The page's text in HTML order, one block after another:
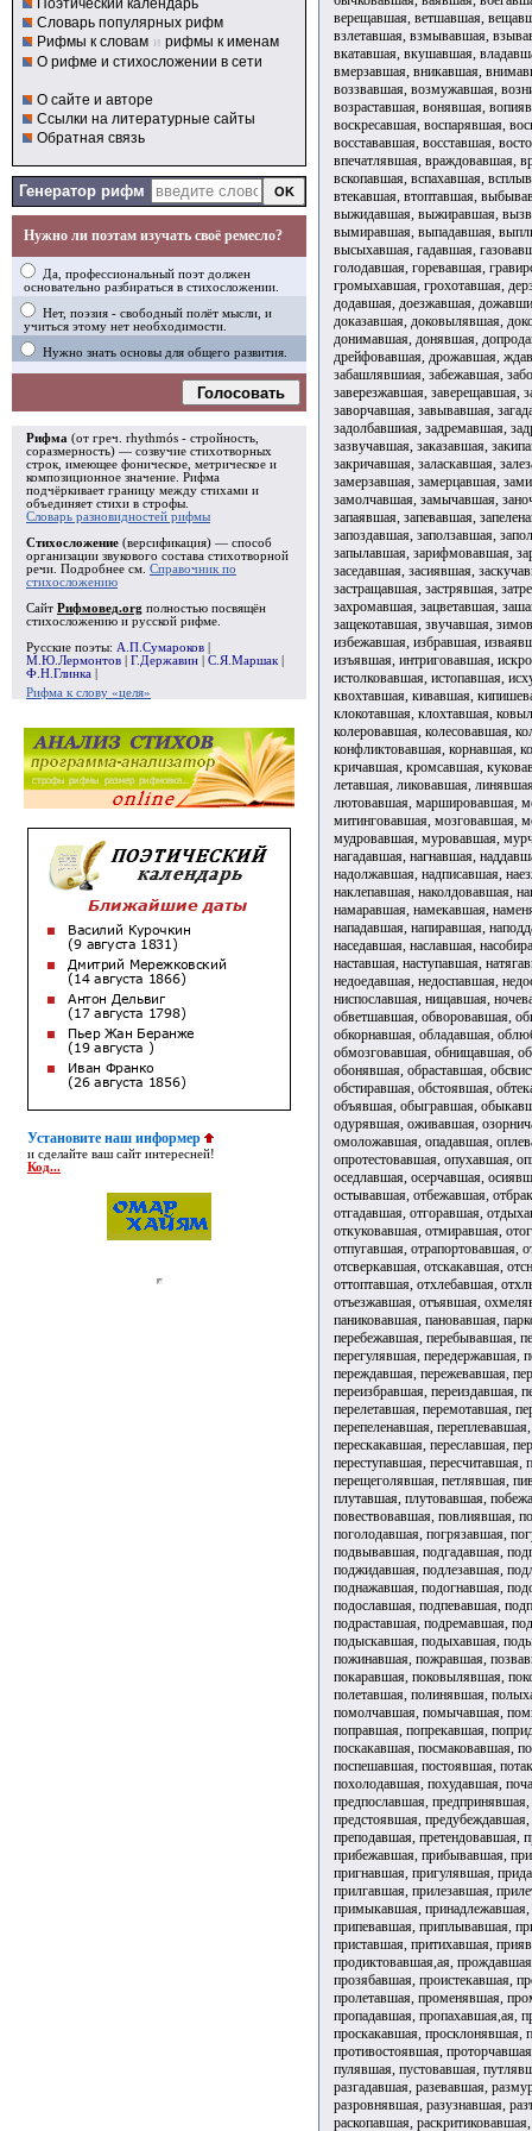
Поэтический календарь
Словарь популярных рифм
Рифмы к словам и рифмы к именам
О рифме и стихосложении в сети
О сайте и авторе
Ссылки на литературные сайты
Обратная связь
Генератор рифм
Нужно ли поэтам изучать своё ремесло?
Да, профессиональный поэт должен
основательно разбираться в стихосложении.
Нет, поэзия - свободный полёт мысли, и
учиться этому нет необходимости.
Нужно знать основы для общего развития.
Голосовать
Рифма (от греч. rhythmós - стройность,
соразмерность) — созвучие стихотворных
строк, имеющее фоническое, метрическое и
композиционное значение. Рифма
подчёркивает границу между стихами и
объединяет стихи в строфы
Словарь разновидностей рифмы
Стихосложение (версификация) — способ
организации звукового состава стихотворной
речи. Подробнее см. Справочник по
стихосложению
Сайт Рифмовед.org полностью посвящён
стихосложению и русской рифме.
Русские поэты: А.П.Сумароков
М.Ю.Лермонтов
Г.Державин С.Я.Маршак
Ф.Н.Глинка
Рифма к слову «целя»
Установите наш информер
и сделайте ваш сайт интересней!
Код...